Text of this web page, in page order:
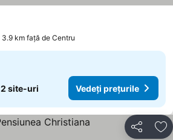
3.9 km faţă de Centru
2 site-uri Vedeți prețurile
Distribuiți